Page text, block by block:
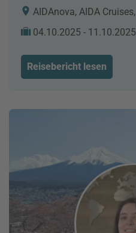
AIDAnova, AIDA Cruises,
04.10.2025 - 11.10.2025
Reisebericht lesen